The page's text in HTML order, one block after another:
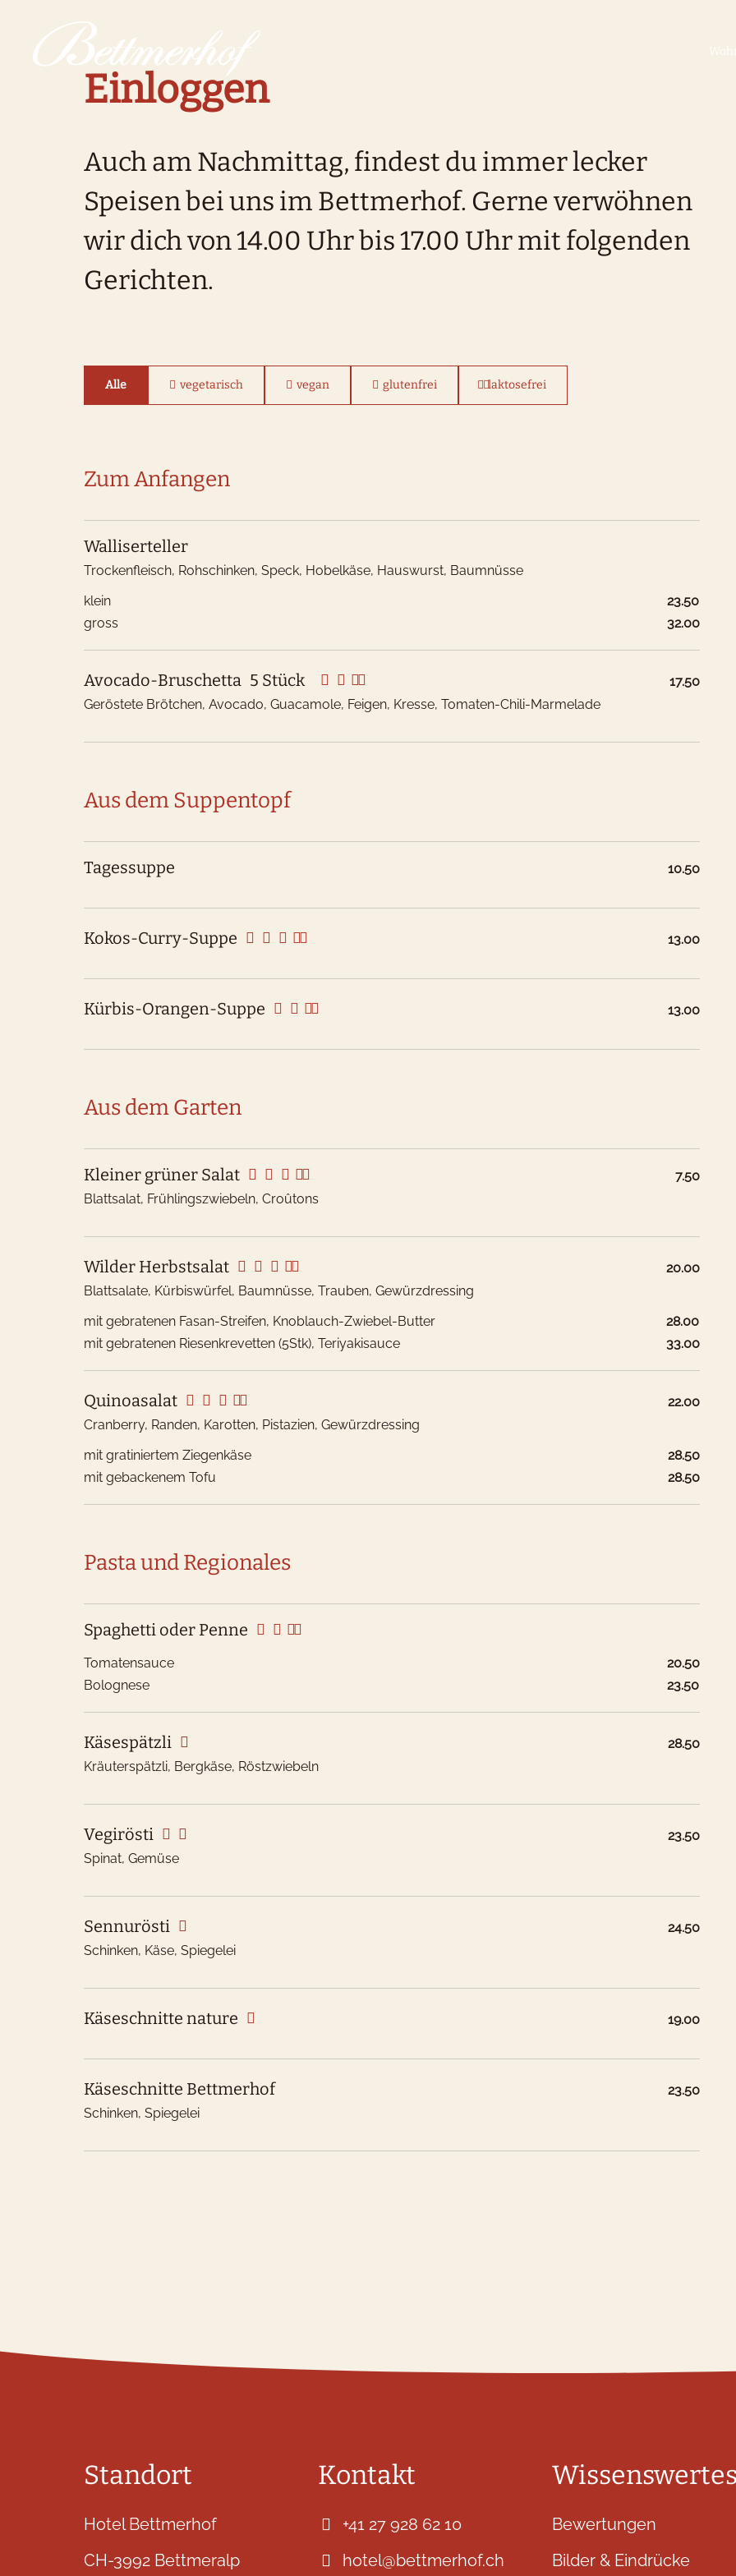
Einloggen
Auch am Nachmittag, findest du immer lecker
Speisen bei uns im Bettmerhof. Gerne verwöhnen
wir dich von 14.00 Uhr bis 17.00 Uhr mit folgenden
Gerichten.
Alle vegetarisch vegan glutenfrei laktosefrei
Zum Anfangen
Walliserteller
Trockenfleisch, Rohschinken, Speck, Hobelkäse, Hauswurst, Baumnüsse
klein
23.50
gross
32.00
Avocado-Bruschetta 5 Stück
Geröstete Brötchen, Avocado, Guacamole, Feigen, Kresse, Tomaten-Chili-Marmelade
17.50
Aus dem Suppentopf
Tagessuppe 10.50
Kokos-Curry-Suppe 13.00
Kürbis-Orangen-Suppe 13.00
Aus dem Garten
Kleiner grüner Salat
Blattsalat, Frühlingszwiebeln, Croûtons
7.50
Wilder Herbstsalat
Blattsalate, Kürbiswürfel, Baumnüsse, Trauben, Gewürzdressing
20.00
mit gebratenen Fasan-Streifen, Knoblauch-Zwiebel-Butter
28.00
mit gebratenen Riesenkrevetten (5Stk), Teriyakisauce
33.00
Quinoasalat
Cranberry, Randen, Karotten, Pistazien, Gewürzdressing
22.00
mit gratiniertem Ziegenkäse
28.50
mit gebackenem Tofu
28.50
Pasta und Regionales
Spaghetti oder Penne
Tomatensauce
20.50
Bolognese
23.50
Käsespätzli
Kräuterspätzli, Bergkäse, Röstzwiebeln
28.50
Vegirösti
Spinat, Gemüse
23.50
Sennurösti
Schinken, Käse, Spiegelei
24.50
Käseschnitte nature 19.00
Käseschnitte Bettmerhof
Schinken, Spiegelei
23.50
Was möchtest Du buchen?
Wir haben Hotelzimmer für 1-4
Gäste
Standort
Hotel Bettmerhof
CH-3992 Bettmeralp
Kontakt
+41 27 928 62 10
hotel@bettmerhof.ch
Bewertungen
Bilder & Eindrücke